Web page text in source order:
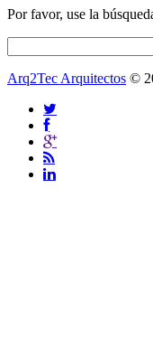
Por favor, use la
Arq2Tec Arquitectos ©